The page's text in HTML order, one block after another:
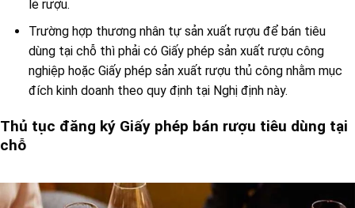
lẻ rượu.
Trường hợp thương nhân tự sản xuất rượu để bán tiêu
dùng tại chỗ thì phải có Giấy phép sản xuất rượu công
nghiệp hoặc Giấy phép sản xuất rượu thủ công nhằm mục
đích kinh doanh theo quy định tại Nghị định này.
Thủ tục đăng ký Giấy phép bán rượu tiêu dùng tại
chỗ